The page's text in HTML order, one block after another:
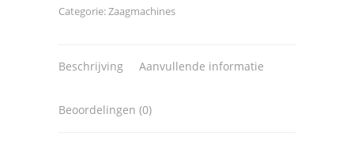
Categorie:Zaagmachines
Beschrijving Aanvullende informatie
Beoordelingen (0)